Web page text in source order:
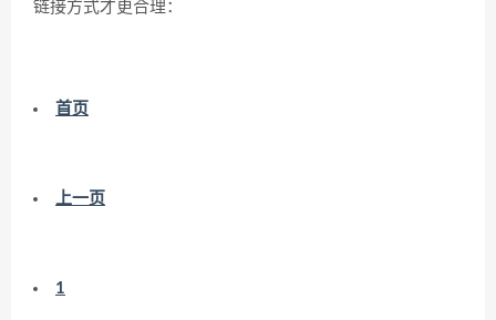
链接方式才更合理：
首页
上一页
1